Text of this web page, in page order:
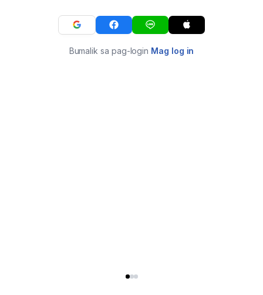
Bumalik sa pag-login Mag log in